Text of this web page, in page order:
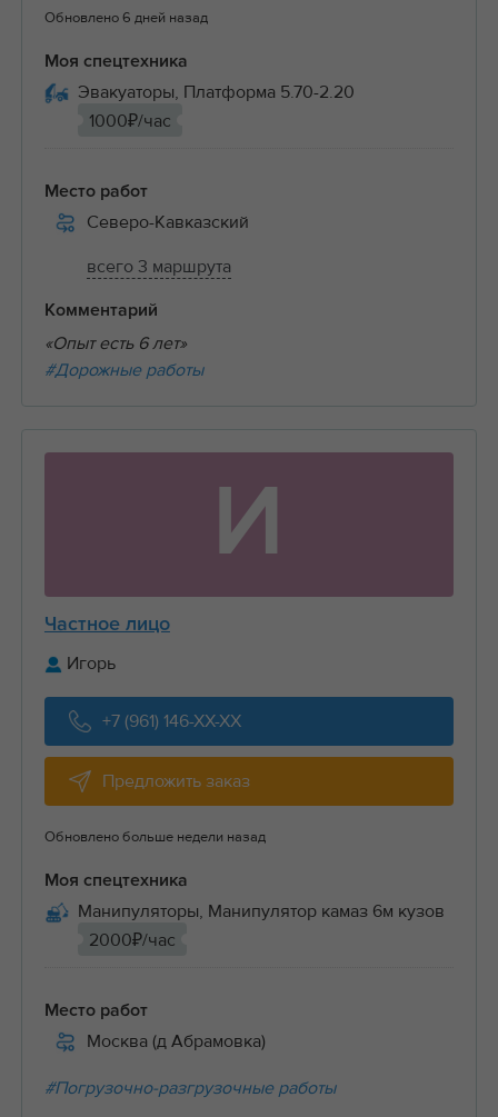
Обновлено 6 дней назад
Моя спецтехника
Эвакуаторы, Платформа 5.70-2.20
1000₽/час
Место работ
Северо-Кавказский
всего 3 маршрута
Комментарий
«Опыт есть 6 лет»
#Дорожные работы
И
Частное лицо
Игорь
+7 (961) 146-XX-XX
Предложить заказ
Обновлено больше недели назад
Моя спецтехника
Манипуляторы, Манипулятор камаз 6м кузов
2000₽/час
Место работ
Москва (д Абрамовка)
#Погрузочно-разгрузочные работы